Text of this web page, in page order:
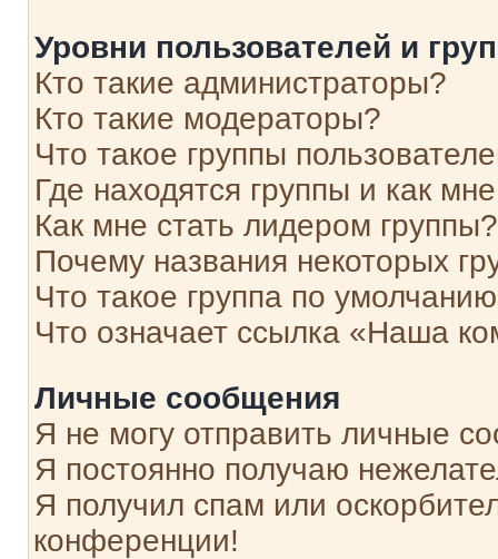
Уровни пользователей и
Кто такие администраторы?
Кто такие модераторы?
Что такое группы
Где находятся группы и как
Как мне стать лидером группы?
Почему названия некоторых
Что такое группа по
Что означает ссылка «Наша
Личные сообщения
Я не могу отправить личные
Я постоянно получаю
Я получил спам или
конференции!